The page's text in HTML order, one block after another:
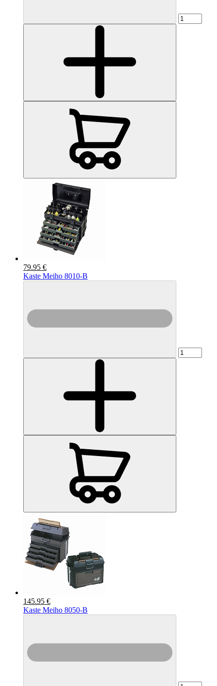
79.95 €
Kaste Meiho 8010-B
145.95 €
Kaste Meiho 8050-B